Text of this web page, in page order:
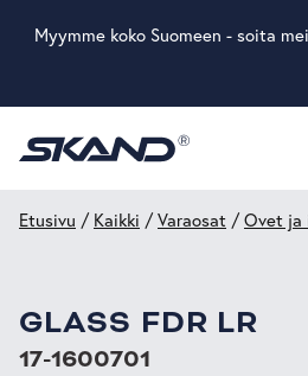
Myymme koko Suomeen - soita
Etusivu / Kaikki /Varaosat /Ovet ja
GLASS FDR LR
17-1600701